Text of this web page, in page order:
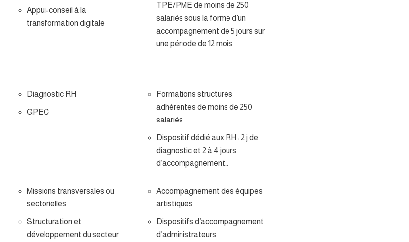
Appui-conseil à la
transformation digitale
TPE/PME de moins de 250
salariés sous la forme d’un
accompagnement de 5 jours sur
une période de 12 mois.
Diagnostic RH
GPEC
Formations structures
adhérentes de moins de 250
salariés
Dispositif dédié aux RH : 2 j de
diagnostic et 2 à 4 jours
d’accompagnement…
Missions transversales ou
sectorielles
Structuration et
développement du secteur
Accompagnement des équipes
artistiques
Dispositifs d’accompagnement
d’administrateurs